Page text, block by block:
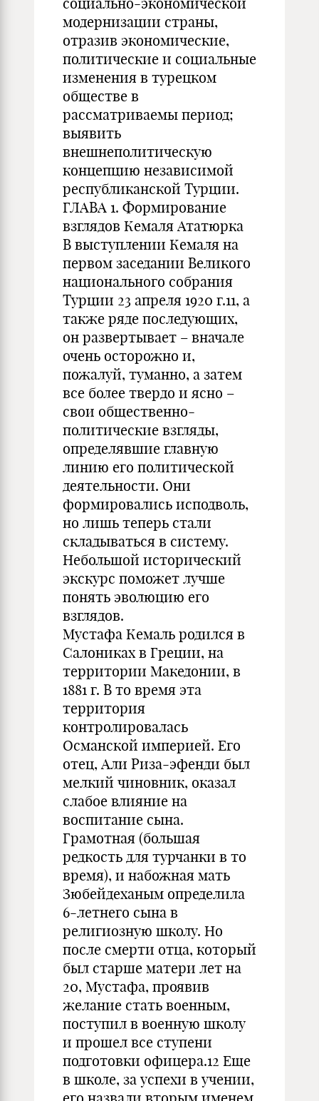
модернизации страны,
отразив экономические,
политические и социальные
изменения в турецком
обществе в
рассматриваемы период;
выявить
внешнеполитическую
концепцию независимой
республиканской Турции.
ГЛАВА 1. Формирование
взглядов Кемаля Ататюрка
В выступлении Кемаля на
первом заседании Великого
национального собрания
Турции 23 апреля 1920 г.11, а
также ряде последующих,
он развертывает – вначале
очень осторожно и,
пожалуй, туманно, а затем
все более твердо и ясно –
свои общественно-
политические взгляды,
определявшие главную
линию его политической
деятельности. Они
формировались исподволь,
но лишь теперь стали
складываться в систему.
Небольшой исторический
экскурс поможет лучше
понять эволюцию его
взглядов.
Мустафа Кемаль родился в
Салониках в Греции, на
территории Македонии, в
1881 г. В то время эта
территория
контролировалась
Османской империей. Его
отец, Али Риза-эфенди был
мелкий чиновник, оказал
слабое влияние на
воспитание сына.
Грамотная (большая
редкость для турчанки в то
время), и набожная мать
Зюбейдеханым определила
6-летнего сына в
религиозную школу. Но
после смерти отца, который
был старше матери лет на
20, Мустафа, проявив
желание стать военным,
поступил в военную школу
и прошел все ступени
подготовки офицера.12 Еще
в школе, за успехи в учении,